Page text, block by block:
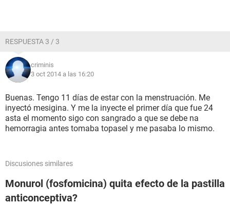
RESPUESTA 3 / 3
criminis
3 oct 2014 a las 16:20
Buenas. Tengo 11 días de estar con la menstruación. Me
inyectó mesigina. Y me la inyecte el primer día que fue 24
asta el momento sigo con sangrado a que se debe na
hemorragia antes tomaba topasel y me pasaba lo mismo.
Discusiones similares
Monurol (fosfomicina) quita efecto de la pastilla
anticonceptiva?